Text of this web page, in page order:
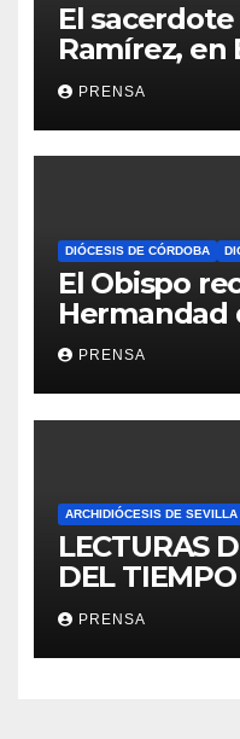
El
Ramírez, en
Iglesia
PRENSA
DIÓCESIS DE CÓRDOBA
El Obispo
Hermandad
PRENSA
ARCHIDIÓCESIS DE SEVILLA
LECTURAS
DEL
PRENSA